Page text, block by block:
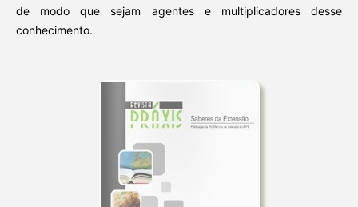
de modo que sejam agentes e multiplicadores desse
conhecimento.